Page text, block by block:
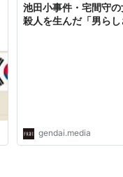
池田小事件・宅間守
殺人を生んだ「男ら
gendai.media